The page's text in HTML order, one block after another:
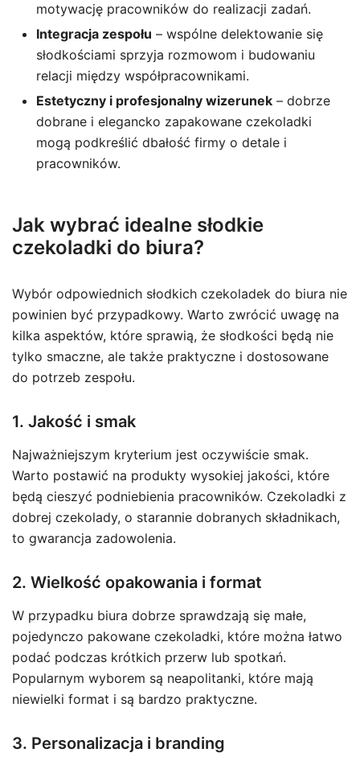
motywację pracowników do realizacji zadań.
Integracja zespołu – wspólne delektowanie się
słodkościami sprzyja rozmowom i budowaniu
relacji między współpracownikami.
Estetyczny i profesjonalny wizerunek – dobrze
dobrane i elegancko zapakowane czekoladki
mogą podkreślić dbałość firmy o detale i
pracowników.
Jak wybrać idealne słodkie
czekoladki do biura?
Wybór odpowiednich słodkich czekoladek do biura nie
powinien być przypadkowy. Warto zwrócić uwagę na
kilka aspektów, które sprawią, że słodkości będą nie
tylko smaczne, ale także praktyczne i dostosowane
do potrzeb zespołu.
1. Jakość i smak
Najważniejszym kryterium jest oczywiście smak.
Warto postawić na produkty wysokiej jakości, które
będą cieszyć podniebienia pracowników. Czekoladki z
dobrej czekolady, o starannie dobranych składnikach,
to gwarancja zadowolenia.
2. Wielkość opakowania i format
W przypadku biura dobrze sprawdzają się małe,
pojedynczo pakowane czekoladki, które można łatwo
podać podczas krótkich przerw lub spotkań.
Popularnym wyborem są neapolitanki, które mają
niewielki format i są bardzo praktyczne.
3. Personalizacja i branding